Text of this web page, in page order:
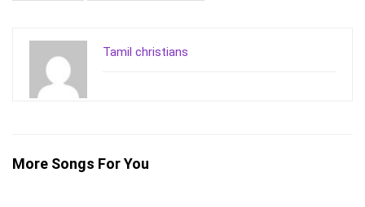
Tamil christians
More Songs For You